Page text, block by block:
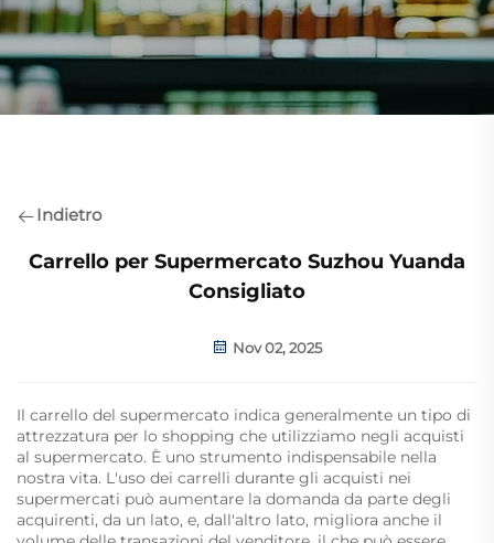
Indietro
Carrello per Supermercato Suzhou Yuanda
Consigliato
Nov 02, 2025
Il carrello del supermercato indica generalmente un tipo di
attrezzatura per lo shopping che utilizziamo negli acquisti
al supermercato. È uno strumento indispensabile nella
nostra vita. L'uso dei carrelli durante gli acquisti nei
supermercati può aumentare la domanda da parte degli
acquirenti, da un lato, e, dall'altro lato, migliora anche il